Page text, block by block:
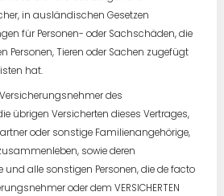
in ausländischen Gesetzen
für Personen- oder Sachschäden, die
Personen, Tieren oder Sachen zugefügt
hat.
des
übrigen Versicherten dieses Vertrages,
oder sonstige Familienangehörige,
sowie deren
und alle sonstigen Personen, die de facto
oder dem VERSICHERTEN